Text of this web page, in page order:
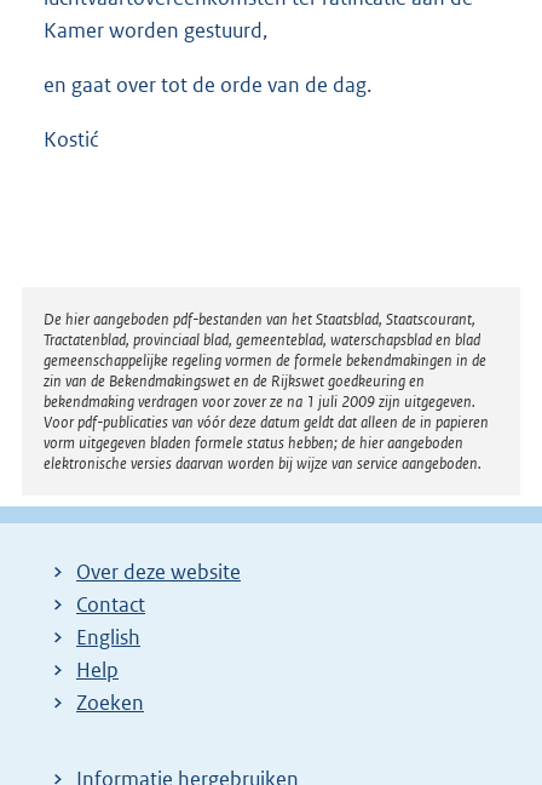
Kamer worden gestuurd,
en gaat over tot de orde van de dag.
Kostić
Disclaimer
De hier aangeboden pdf-bestanden van het Staatsblad, Staatscourant,
Tractatenblad, provinciaal blad, gemeenteblad, waterschapsblad en blad
gemeenschappelijke regeling vormen de formele bekendmakingen in de
zin van de Bekendmakingswet en de Rijkswet goedkeuring en
bekendmaking verdragen voor zover ze na 1 juli 2009 zijn uitgegeven.
Voor pdf-publicaties van vóór deze datum geldt dat alleen de in papieren
vorm uitgegeven bladen formele status hebben; de hier aangeboden
elektronische versies daarvan worden bij wijze van service aangeboden.
Over deze website
Contact
English
Help
Zoeken
Informatie hergebruiken